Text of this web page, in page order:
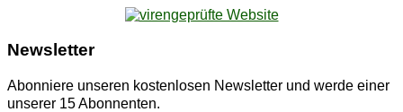
News­let­ter
Abonniere unseren kostenlosen Newsletter und werde einer
unserer 15 Abonnenten.